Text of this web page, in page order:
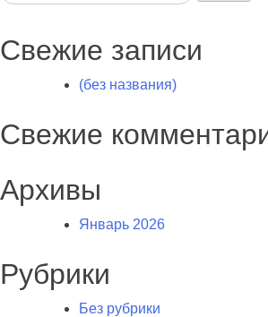
Свежие записи
(без названия)
Свежие
Архивы
Январь 2026
Рубрики
Без рубрики